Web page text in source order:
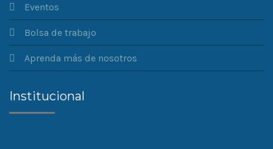
Eventos
Bolsa de trabajo
Aprenda más de nosotros
Institucional